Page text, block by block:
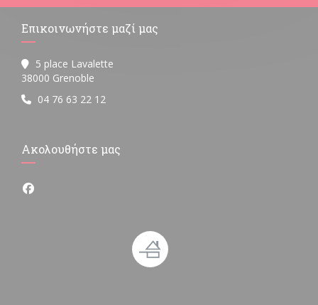
Επικοινωνήστε μαζί μας
5 place Lavalette
38000 Grenoble
04 76 63 22 12
Ακολουθήστε μας
Facebook ((ανοίγει σε νέο παράθυρο))